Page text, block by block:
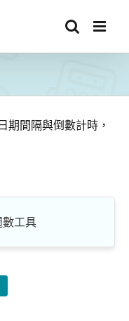
期間隔與倒數計時，
數工具